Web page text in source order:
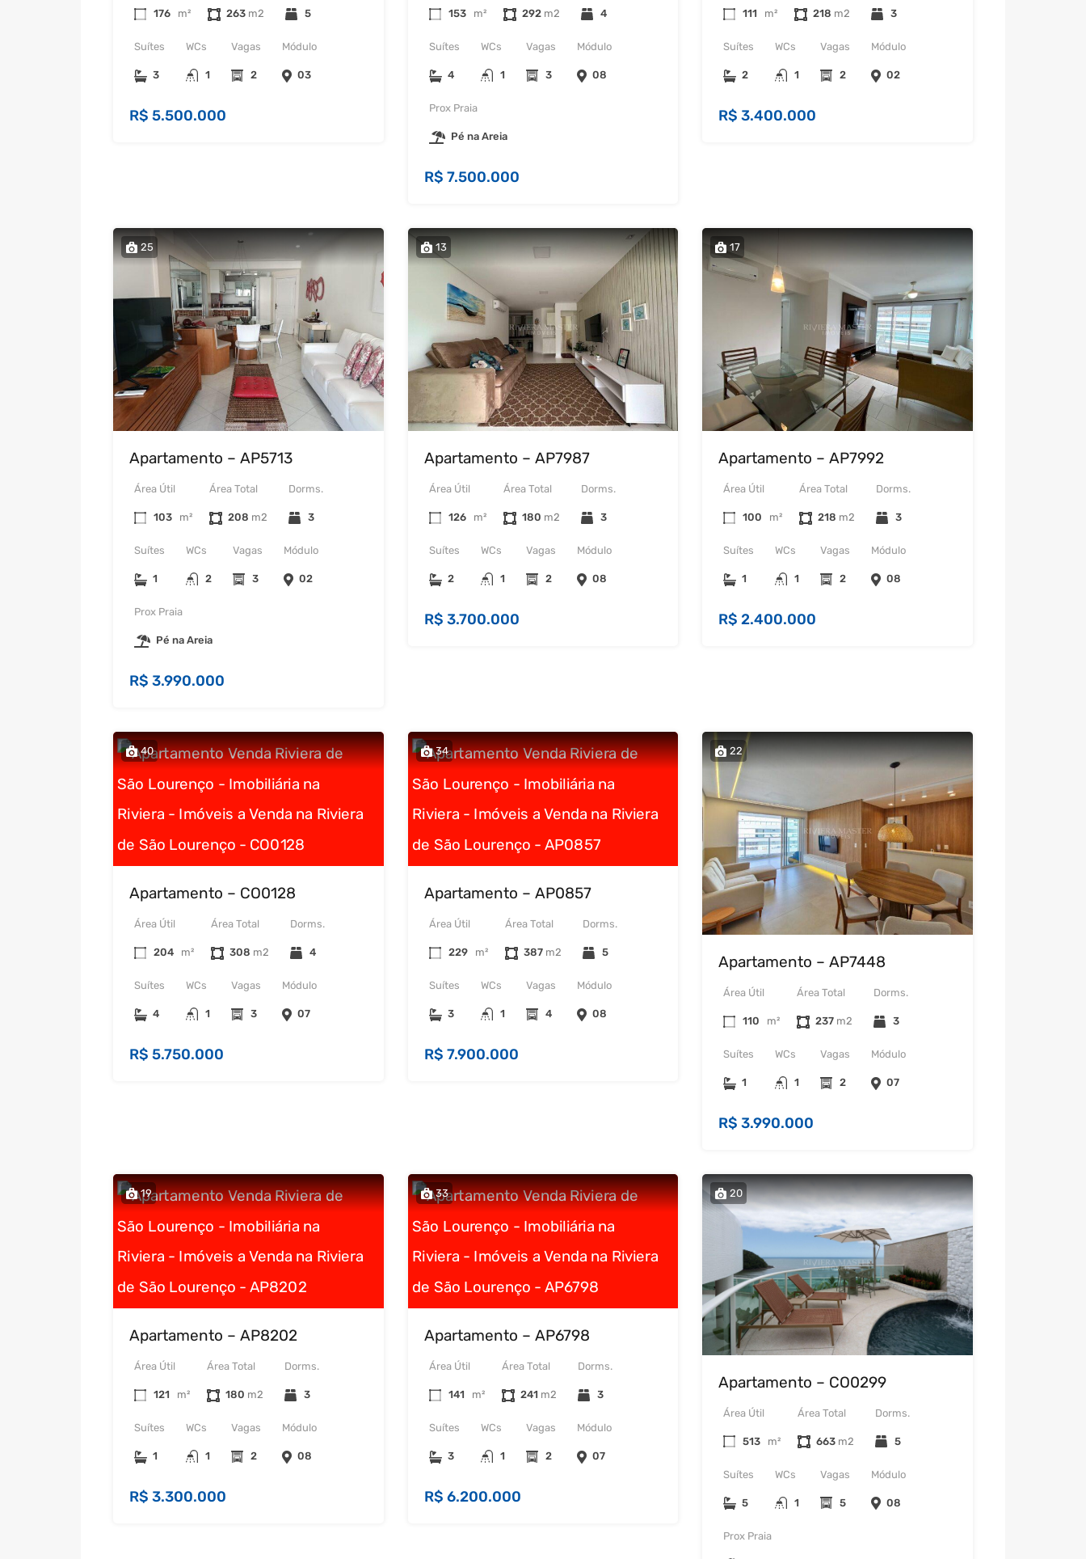
5
WCs
1
176 m²
Vagas
2
263
Suítes
3
Módulo
03
R$ 5.500.000
4
WCs
1
153 m²
Vagas
3
292
Suítes
4
Módulo
08
Prox Praia
Pé na Areia
R$ 7.500.000
3
WCs
1
111 m²
Vagas
2
218
Suítes
2
Módulo
02
R$ 3.400.000
25
Apartamento – AP5713
Dorms.
3
WCs
2
Área Útil
103 m²
Vagas
3
Área Total
208
Suítes
1
Módulo
02
Prox Praia
Pé na Areia
R$ 3.990.000
13
Apartamento – AP7987
Dorms.
3
WCs
1
Área Útil
126 m²
Vagas
2
Área Total
180
Suítes
2
Módulo
08
R$ 3.700.000
17
Apartamento – AP7992
Dorms.
3
WCs
1
Área Útil
100 m²
Vagas
2
Área Total
218
Suítes
1
Módulo
08
R$ 2.400.000
40
Apartamento – CO0128
Dorms.
4
WCs
1
Área Útil
204 m²
Vagas
3
Área Total
308
Suítes
4
Módulo
07
R$ 5.750.000
34
Apartamento – AP0857
Dorms.
5
WCs
1
Área Útil
229 m²
Vagas
4
Área Total
387
Suítes
3
Módulo
08
R$ 7.900.000
22
Apartamento – AP7448
Dorms.
3
WCs
1
Área Útil
110 m²
Vagas
2
Área Total
237
Suítes
1
Módulo
07
R$ 3.990.000
19
Apartamento – AP8202
Dorms.
3
WCs
1
Área Útil
121 m²
Vagas
2
Área Total
180
Suítes
1
Módulo
08
R$ 3.300.000
33
Apartamento – AP6798
Dorms.
3
WCs
1
Área Útil
141 m²
Vagas
2
Área Total
241
Suítes
3
Módulo
07
R$ 6.200.000
20
Apartamento – CO0299
Dorms.
5
WCs
1
Área Útil
513 m²
Vagas
5
Área Total
663
Suítes
5
Módulo
08
Prox Praia